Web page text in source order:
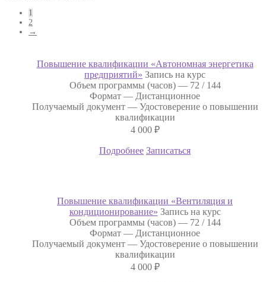
1
2
→
Повышение квалификации «Автономная энергетика
предприятий» Запись на курс
Объем программы (часов) — 72 / 144
Формат — Дистанционное
Получаемый документ — Удостоверение о повышении
квалификации
4 000 ₽
Подробнее Записаться
Повышение квалификации «Вентиляция и
кондиционирование» Запись на курс
Объем программы (часов) — 72 / 144
Формат — Дистанционное
Получаемый документ — Удостоверение о повышении
квалификации
4 000 ₽